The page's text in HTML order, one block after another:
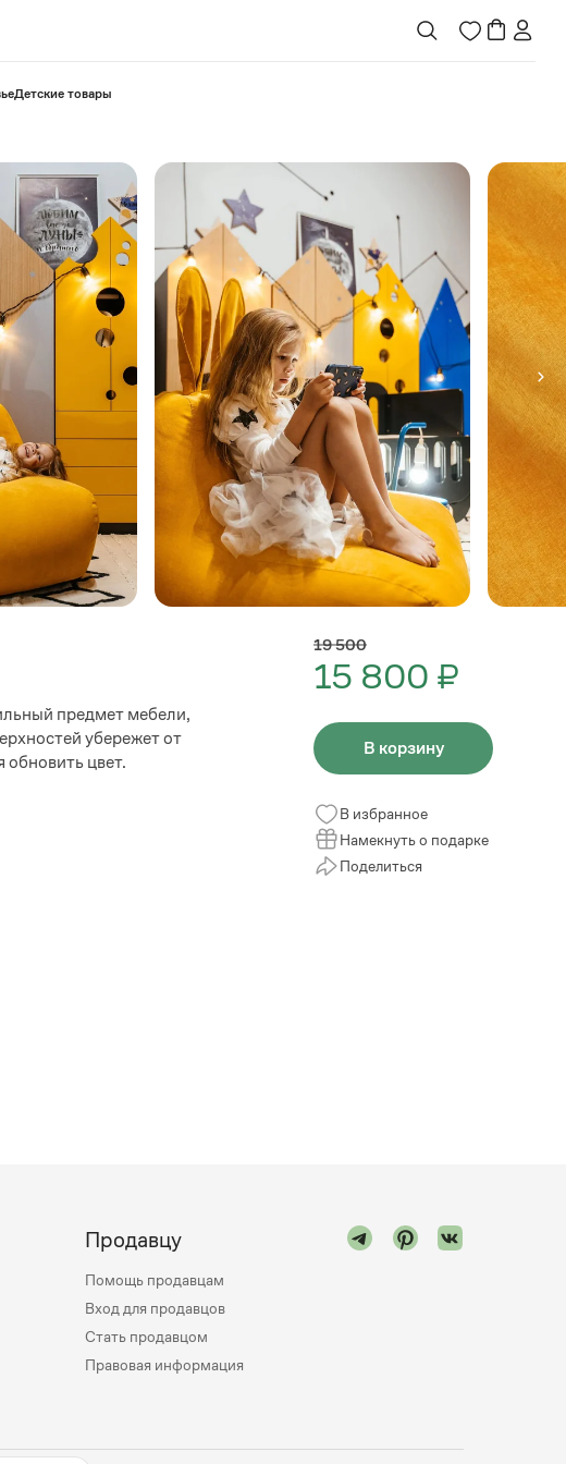
⁠Детские товары
предмет мебели,
убережет от
цвет.
19 500
15 800 ₽
В корзину
В избранное
Намекнуть о подарке
Поделиться
Продавцу
Помощь продавцам
Вход для продавцов
Стать продавцом
Правовая информация